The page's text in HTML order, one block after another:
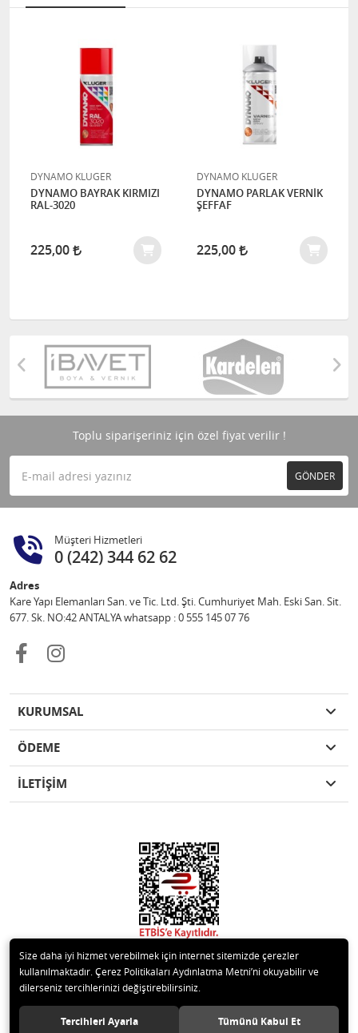
DYNAMO KLUGER
DYNAMO BAYRAK KIRMIZI
RAL-3020
225,00
DYNAMO KLUGER
DYNAMO PARLAK VERNİK
ŞEFFAF
225,00
Toplu siparişeriniz için özel fiyat verilir !
GÖNDER
Müşteri Hizmetleri
0 (242) 344 62 62
Adres
Kare Yapı Elemanları San. ve Tic. Ltd. Şti. Cumhuriyet Mah. Eski San. Sit.
677. Sk. NO:42 ANTALYA whatsapp : 0 555 145 07 76
KURUMSAL
ÖDEME
İLETİŞİM
© 2020 Kare Yapı Elemanları San. Tic. Ltd.Şti. Tüm hakları saklıdır.
Size daha iyi hizmet verebilmek için internet sitemizde çerezler
kullanılmaktadır. Çerez Politikaları Aydınlatma Metni’ni okuyabilir ve
dilerseniz tercihlerinizi değiştirebilirsiniz.
Tercihleri Ayarla Tümünü Kabul Et